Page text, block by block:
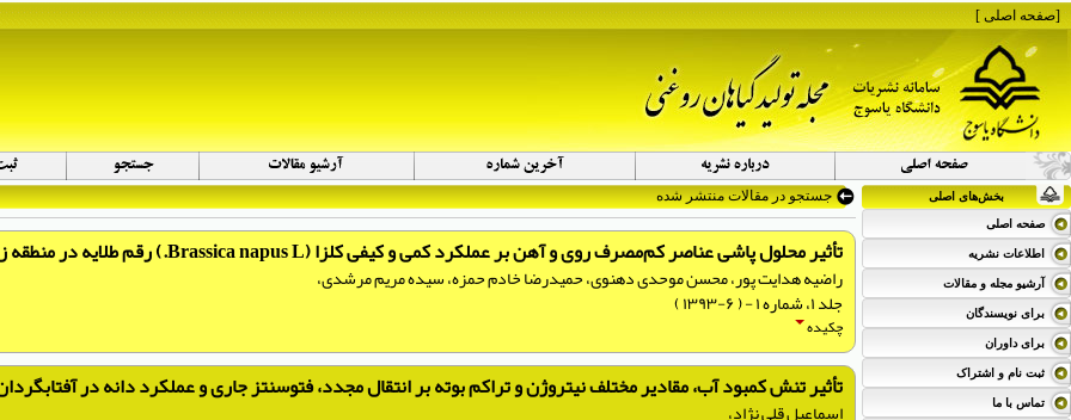
[صفحه اصلی]
بخش‌های اصلی
صفحه اصلی
اطلاعات نشریه
آرشیو مجله و مقالات
برای نویسندگان
برای داوران
ثبت نام و اشتراک
تماس با ما
جستجو در مقالات منتشر شده
تأثیر محلول پاشی عناصر کم‌مصرف روی و آهن بر عملکرد کمی و کیفی کلزا (Brassica napus L.) رقم طلایه در منطقه زرقان فارس
راضیه هدایت پور، محسن موحدی دهنوی، حمیدرضا خادم حمزه، سیده مریم مرشدی،
جلد ۱، شماره ۱ - ( ۶-۱۳۹۳ )
چکیده
تأثیر تنش کمبود آب، مقادیر مختلف نیتروژن و تراکم بوته بر انتقال مجدد، فتوسنتز جاری و عملکرد دانه در
اسماعیل قلی نژاد،